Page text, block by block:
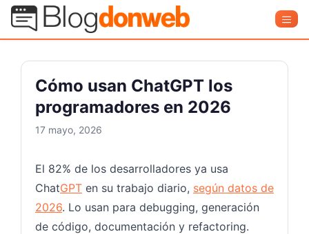
Saltar
contenido
Blog Donweb
Cómo usan ChatGPT los
programadores en 2026
17 mayo, 2026
El 82% de los desarrolladores ya usa
ChatGPT en su trabajo diario, según datos de
2026. Lo usan para debugging, generación
de código, documentación y refactoring.